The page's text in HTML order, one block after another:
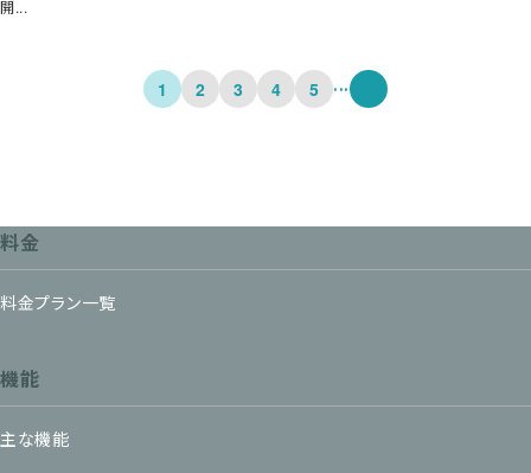
開...
1 2 3 4 5 ...
料金
料金プラン一覧
機能
主な機能